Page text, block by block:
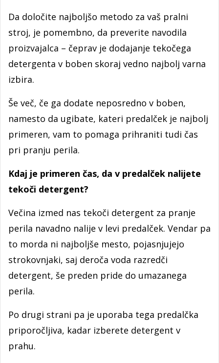
Da določite najboljšo metodo za vaš pralni
stroj, je pomembno, da preverite navodila
proizvajalca – čeprav je dodajanje tekočega
detergenta v boben skoraj vedno najbolj varna
izbira.
Še več, če ga dodate neposredno v boben,
namesto da ugibate, kateri predalček je najbolj
primeren, vam to pomaga prihraniti tudi čas
pri pranju perila.
Kdaj je primeren čas, da v predalček nalijete
tekoči detergent?
Večina izmed nas tekoči detergent za pranje
perila navadno nalije v levi predalček. Vendar pa
to morda ni najboljše mesto, pojasnjujejo
strokovnjaki, saj deroča voda razredči
detergent, še preden pride do umazanega
perila.
Po drugi strani pa je uporaba tega predalčka
priporočljiva, kadar izberete detergent v
prahu.